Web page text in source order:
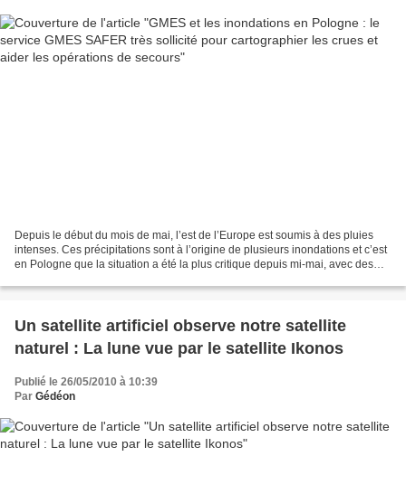
Depuis le début du mois de mai, l’est de l’Europe est soumis à des pluies
intenses. Ces précipitations sont à l’origine de plusieurs inondations et c’est
en Pologne que la situation a été la plus critique depuis mi-mai, avec des
Un satellite artificiel observe notre satellite
naturel : La lune vue par le satellite Ikonos
Publié le 26/05/2010 à 10:39
Par Gédéon